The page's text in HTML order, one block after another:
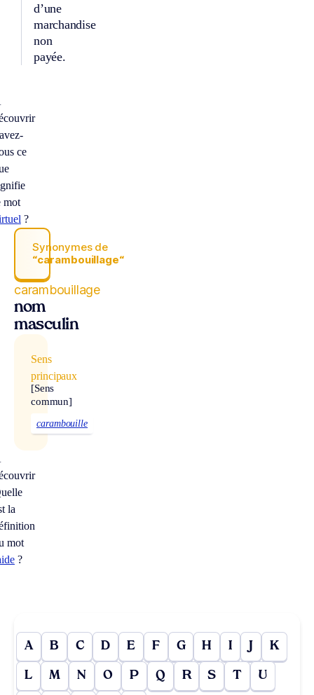
d’une
marchandise
non
payée.
ce
mot
?
Synonymes de
“carambouillage“
carambouillage
nom
masculin
Sens
principaux
[Sens
commun]
carambouille
la
mot
?
A B C D E F G H I J K
L M N O P Q R S T U